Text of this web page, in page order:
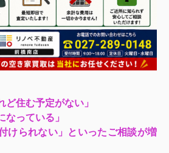
ど住む予定がない」
なっている」
けられない」といったご相談が増